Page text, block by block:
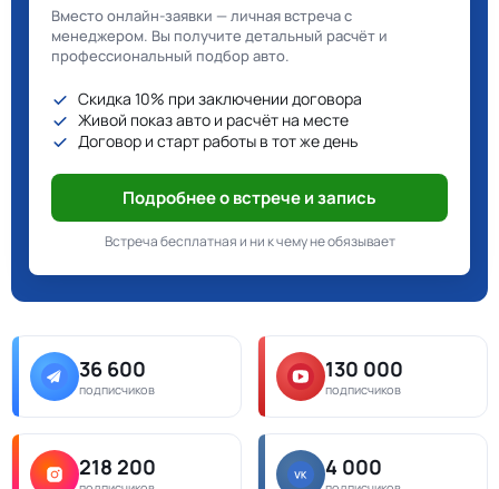
Вместо онлайн-заявки — личная встреча с
менеджером. Вы получите детальный расчёт и
профессиональный подбор авто.
Скидка 10% при заключении договора
Живой показ авто и расчёт на месте
Договор и старт работы в тот же день
Подробнее о встрече и запись
Встреча бесплатная и ни к чему не обязывает
36 600
подписчиков
130 000
подписчиков
218 200 4 000